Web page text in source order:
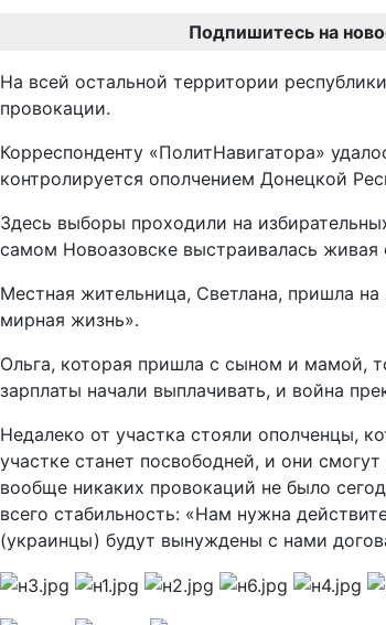
Подпишитесь на
На всей остальной территории
провокации.
Корреспонденту «ПолитНавигатора»
контролируется ополчением Донецкой
Здесь выборы проходили на
самом Новоазовске выстраивалась
Местная жительница, Светлана, пришла
мирная жизнь».
Ольга, которая пришла с сыном и мамой,
зарплаты начали выплачивать, и война
Недалеко от участка стояли ополченцы,
участке станет посвободней, и они
вообще никаких провокаций не было
всего стабильность: «Нам нужна
(украинцы) будут вынуждены с нами